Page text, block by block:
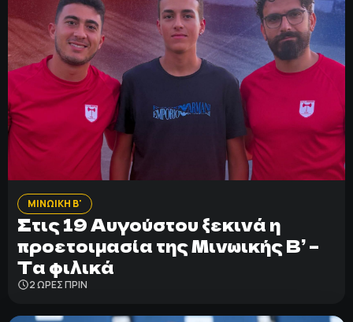
ΜΙΝΩΙΚΗ Β'
Στις 19 Αυγούστου ξεκινά η
προετοιμασία της Μινωικής Β’ –
Τα φιλικά
2 ΩΡΕΣ ΠΡΙΝ